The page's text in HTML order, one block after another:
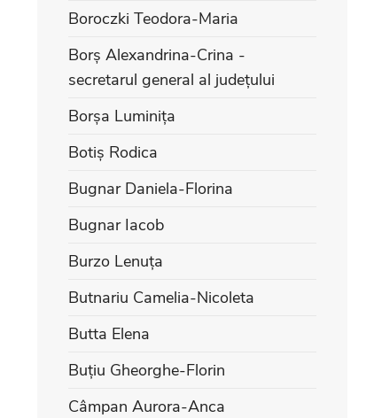
Boroczki Teodora-Maria
Borș Alexandrina-Crina -
secretarul general al județului
Borșa Luminița
Botiș Rodica
Bugnar Daniela-Florina
Bugnar Iacob
Burzo Lenuța
Butnariu Camelia-Nicoleta
Butta Elena
Buțiu Gheorghe-Florin
Câmpan Aurora-Anca